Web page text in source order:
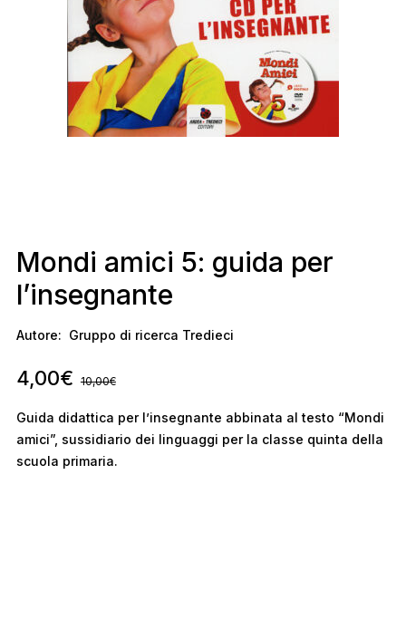
Mondi amici 5: guida per
l’insegnante
Autore: Gruppo di ricerca Tredieci
4,00€ 10,00€
Guida didattica per l’insegnante abbinata al testo “Mondi
amici”, sussidiario dei linguaggi per la classe quinta della
scuola primaria.